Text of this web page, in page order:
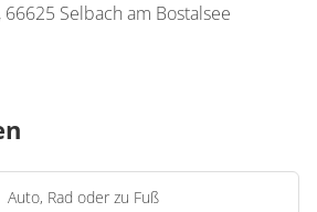
Selbach am Bostalsee
Auto, Rad oder zu Fuß